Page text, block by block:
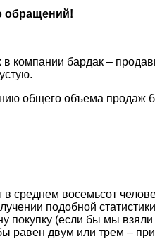
обращений!
компании бардак –
общего объема продаж
среднем восемьсот
подобной
покупку (если бы мы
равен двум или трем –